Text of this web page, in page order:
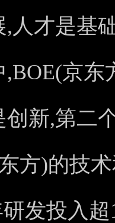
人才是基
京
创新,第二
方)的技
研发投入